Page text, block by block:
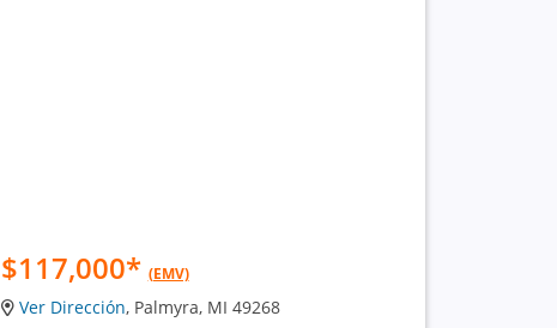
$117,000* (EMV)
Ver Dirección, Palmyra, MI 49268